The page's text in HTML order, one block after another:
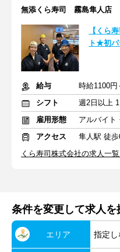
無添くら寿司 霧島隼人店
【くら
ト★初
給与
時給1100円
シフト
週2日以上
雇用形態
アルバイト
アクセス
隼人駅 徒
くら寿司株式会社の求人一
条件を変更して求人を
エリア 指定し